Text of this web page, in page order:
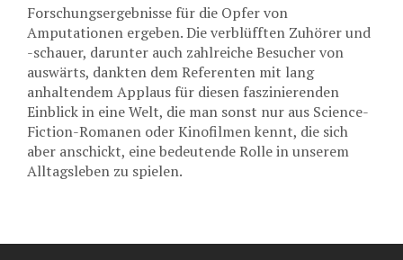
Forschungsergebnisse für die Opfer von
Amputationen ergeben. Die verblüfften Zuhörer und
-schauer, darunter auch zahlreiche Besucher von
auswärts, dankten dem Referenten mit lang
anhaltendem Applaus für diesen faszinierenden
Einblick in eine Welt, die man sonst nur aus Science-
Fiction-Romanen oder Kinofilmen kennt, die sich
aber anschickt, eine bedeutende Rolle in unserem
Alltagsleben zu spielen.